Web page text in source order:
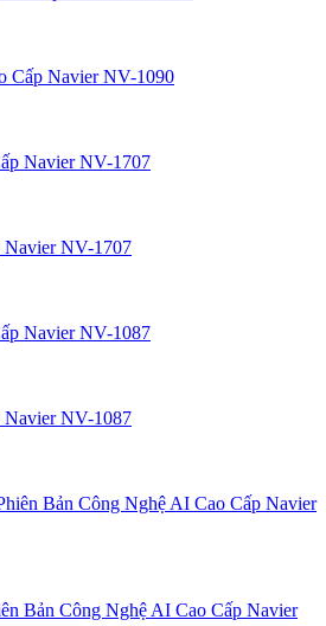
Cấp Navier NV-1090
Navier NV-1707
Navier NV-1087
Bản Công Nghệ AI Cao Cấp Navier